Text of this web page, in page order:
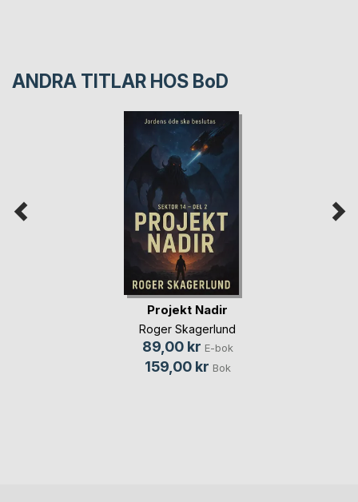
ANDRA TITLAR HOS BoD
Projekt Nadir
Roger Skagerlund
89,00 kr E-bok
159,00 kr Bok